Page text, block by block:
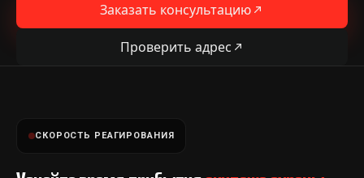
Заказать консультацию
Проверить адрес
СКОРОСТЬ РЕАГИРОВАНИЯ